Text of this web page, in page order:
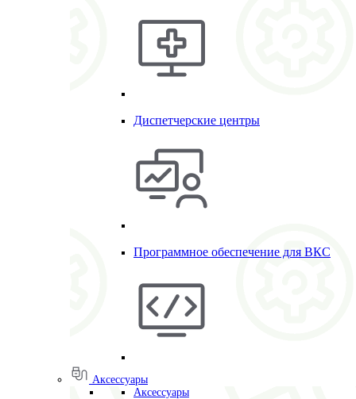
Диспетчерские центры
Программное обеспечение для ВКС
Аксессуары
Аксессуары